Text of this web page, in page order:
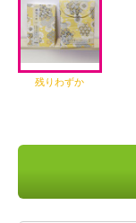
残りわずか